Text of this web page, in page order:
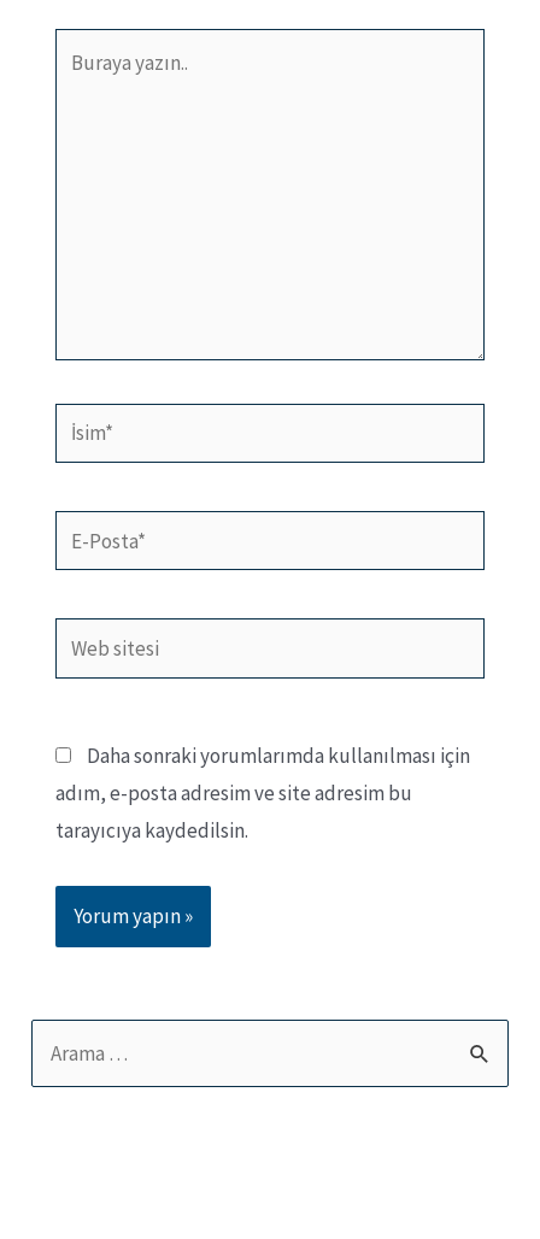
İsim*
Posta*
Web
sitesi
Daha sonraki yorumlarımda kullanılması için
adım, e-posta adresim ve site adresim bu
tarayıcıya kaydedilsin.
e